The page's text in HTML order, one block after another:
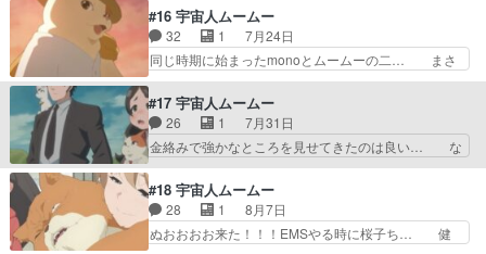
戻してきた。穴守もこうい… シベリアは人類は存
続すべきか判断する役割… 前半､GPSの仕組みを
知ろう！いっちに､…
ていて「ふふっ」ってなった。天空橋の… 学生運
動はじまった。熱中症で人が運ばれた… 人類がギ
リで制御できる爆弾だと思え。安物… Aパートは
笑ゥせぇるすまんのパロディが面… 授業中の大学
や扇風機etc･･･！これ… ムームーも基本はいつも
通りだったけど、と… 先週土曜から今週金曜まで
で一番面白かった…
#16 宇宙人ムームー
32 1
7月24日
同じ時期に始まったmonoとムームーの二… まさ
か探偵に続いて1週間に2度もポケモン… 桜子ち
ゃんにあんなこと言われたら自分なら… ポケGO
とかドラクエウォークとか流行りは… 今回は桜子
ちゃんとムームーお当番回だね天… 位置情報ゲー
ムはボクもハマりがちなので教… 猫繋がりのAB
ンみたいｗ桜子、そんな… 最後の寅さんワロタ。
確かに「さくら」だし… 位置情報探索ゲームにハ
マる桜子ちゃんかわ…
#17 宇宙人ムームー
26 1
7月31日
金絡みで強かなところを見せてきたのは良い… な
んという冷蔵庫販促回！冷蔵庫の構造って… 深夜
の公園で泥酔OLが無明逆流れ3人共似… 桜子のお
隣さんである北品川の登場、家電の… 冷蔵庫って
進化してんだな。生活に余裕がな… 最高酒クズ女
が出てきたと思ったら一瞬で出… 後半はまさかの
#18 宇宙人ムームー
28 1
8月7日
ぬおおおお来た！！！EMSやる時に桜子ち… 健